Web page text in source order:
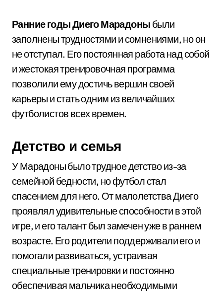
Ранние годы Диего Марадоны были
заполнены трудностями и сомнениями, но он
не отступал. Его постоянная работа над собой
и жестокая тренировочная программа
позволили ему достичь вершин своей
карьеры и стать одним из величайших
футболистов всех времен.
Детство и семья
У Марадоны было трудное детство из-за
семейной бедности, но футбол стал
спасением для него. От малолетства Диего
проявлял удивительные способности в этой
игре, и его талант был замечен уже в раннем
возрасте. Его родители поддерживали его и
помогали развиваться, устраивая
специальные тренировки и постоянно
обеспечивая мальчика необходимыми